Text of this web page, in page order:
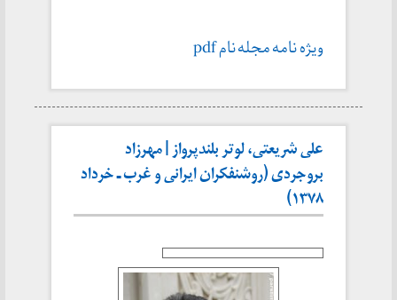
ویژه نامه مجله نام pdf
علی شریعتی، لوتر بلندپرواز | مهرزاد
بروجردی (روشنفکران ایرانی و غرب ـ خرداد
۱۳۷۸)